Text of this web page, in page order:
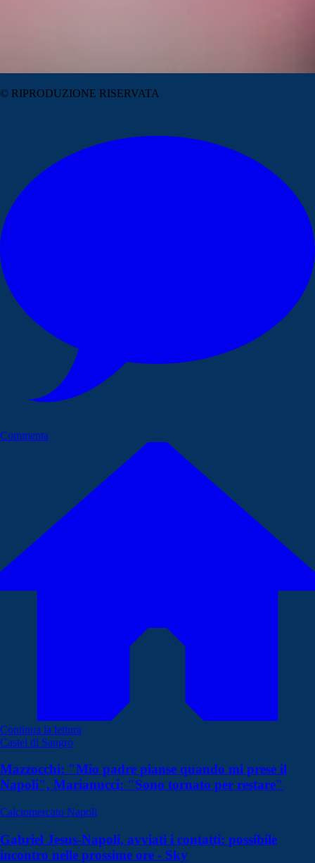
© RIPRODUZIONE RISERVATA
Commenta
Continua la lettura
Castel di Sangro
Mazzocchi: "Mio padre pianse quando mi prese il
Napoli", Marianucci: "Sono tornato per restare"
Calciomercato Napoli
Gabriel Jesus-Napoli, avviati i contatti: possibile
incontro nelle prossime ore - Sky